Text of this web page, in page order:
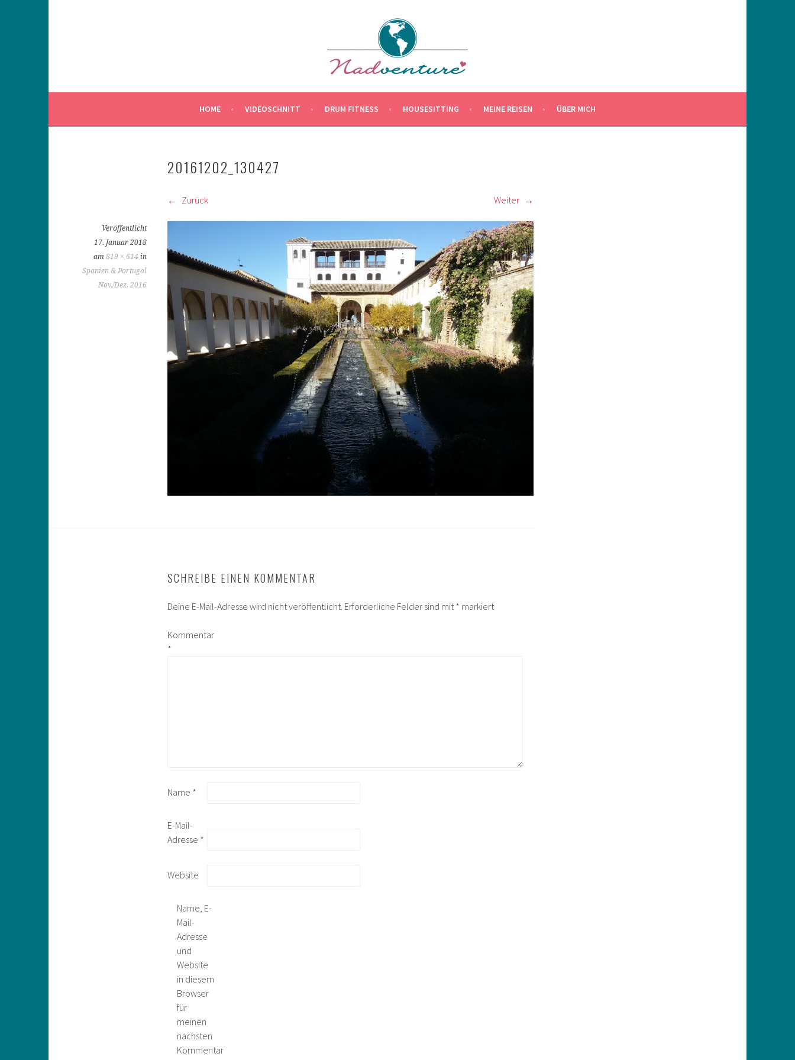
HOME VIDEOSCHNITT DRUM FITNESS HOUSESITTING MEINE REISEN ÜBER MICH
20161202_130427
Zurück Weiter
Veröffentlicht
17. Januar 2018
am 819 × 614 in
Spanien & Portugal
Nov./Dez. 2016
SCHREIBE EINEN KOMMENTAR
Deine E-Mail-Adresse wird nicht veröffentlicht. Erforderliche Felder sind mit* markiert
Kommentar
*
Name *
E-Mail-
Adresse *
Website
Name, E-
Mail-
Adresse
und
Website
in diesem
Browser
für
meinen
nächsten
Kommentar